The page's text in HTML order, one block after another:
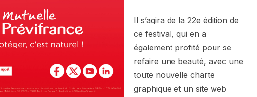
Il s’agira de la 22e édition de
ce festival, qui en a
également profité pour se
refaire une beauté, avec une
toute nouvelle charte
graphique et un site web